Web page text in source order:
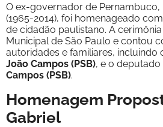
O ex-governador de
(1965-2014), foi homenageado
de cidadão paulistano. A
Municipal de São Paulo e contou
autoridades e familiares, incluindo
João Campos (PSB), e o deputado
Campos (PSB).
Homenagem
Gabriel